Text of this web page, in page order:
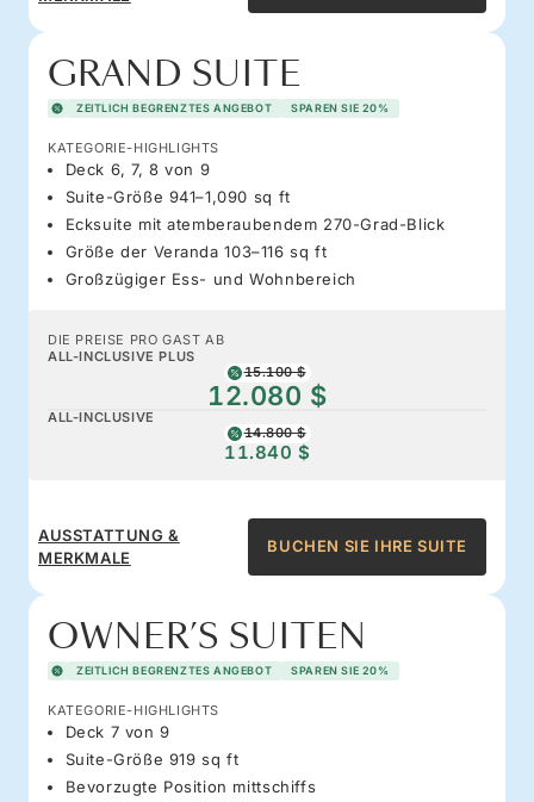
GRAND SUITE
ZEITLICH BEGRENZTES ANGEBOT SPAREN SIE 20%
KATEGORIE-HIGHLIGHTS
Deck 6, 7, 8 von 9
Suite-Größe 941–1,090 sq ft
Ecksuite mit atemberaubendem 270-Grad-Blick
Größe der Veranda 103–116 sq ft
Großzügiger Ess- und Wohnbereich
DIE PREISE PRO GAST AB
ALL-INCLUSIVE PLUS
15.100 $
12.080 $
ALL-INCLUSIVE
14.800 $
11.840 $
AUSSTATTUNG &
MERKMALE
BUCHEN SIE IHRE SUITE
OWNER’S SUITEN
ZEITLICH BEGRENZTES ANGEBOT SPAREN SIE 20%
KATEGORIE-HIGHLIGHTS
Deck 7 von 9
Suite-Größe 919 sq ft
Bevorzugte Position mittschiffs